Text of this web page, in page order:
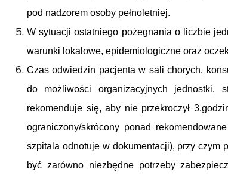
pod nadzorem osoby pełnoletniej.
W sytuacji ostatniego pożegnania o liczbie
warunki lokalowe, epidemiologiczne oraz
Czas odwiedzin pacjenta w sali chorych,
do możliwości organizacyjnych jednostki,
rekomenduje się, aby nie przekroczył
ograniczony/skrócony ponad
szpitala odnotuje w dokumentacji), przy czym
być zarówno niezbędne potrzeby